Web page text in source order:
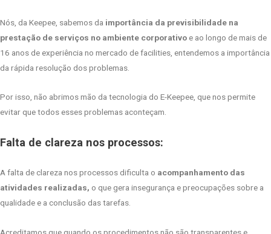
Nós, da Keepee, sabemos da importância da previsibilidade na
prestação de serviços no ambiente corporativoe ao longo de mais de
16 anos de experiência no mercado de facilities, entendemos a importância
da rápida resolução dos problemas.
Por isso, não abrimos mão da tecnologia do E-Keepee, que nos permite
evitar que todos esses problemas aconteçam.
Falta de clareza nos processos:
A falta de clareza nos processos dificulta o acompanhamento das
atividades realizadas, o que gera insegurança e preocupações sobre a
qualidade e a conclusão das tarefas.